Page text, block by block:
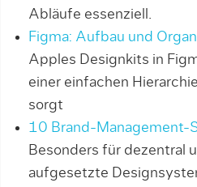
Abläufe essenziell.
Figma: Aufbau und
Apples Designkits in
einer einfachen
sorgt
10 Brand-Management-
Besonders für dezentral
aufgesetzte